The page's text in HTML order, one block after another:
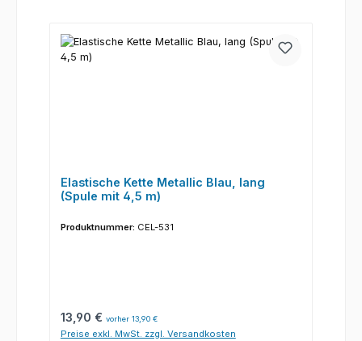
Elastische Kette Metallic Blau, lang
(Spule mit 4,5 m)
Produktnummer: CEL-531
Regulärer Preis:
13,90 € vorher 13,90 €
Preise exkl. MwSt. zzgl. Versandkosten